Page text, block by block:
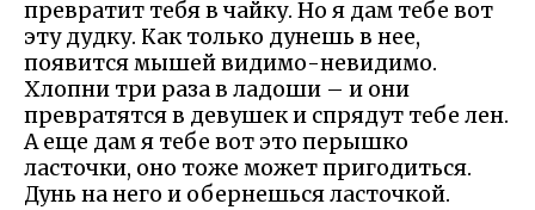
превратит тебя в чайку. Но я дам тебе вот
эту дудку. Как только дунешь в нее,
появится мышей видимо-невидимо.
Хлопни три раза в ладоши – и они
превратятся в девушек и спрядут тебе лен.
А еще дам я тебе вот это перышко
ласточки, оно тоже может пригодиться.
Дунь на него и обернешься ласточкой.